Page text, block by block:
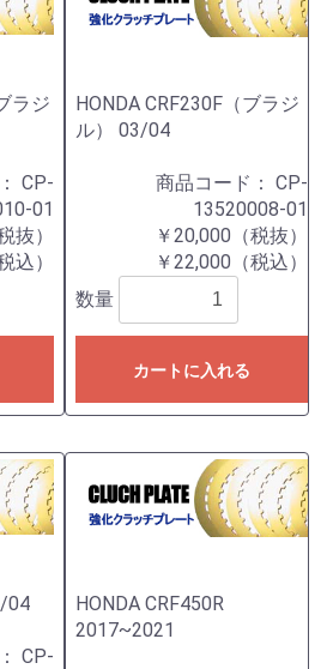
ラジ
CP-
01
抜）
込）
HONDA CRF230F（ブラジ
ル） 03/04
商品コード： CP-
13520008-01
￥20,000（税抜）
￥22,000（税込）
数量
カートに入れる
04
CP-
HONDA CRF450R
2017~2021